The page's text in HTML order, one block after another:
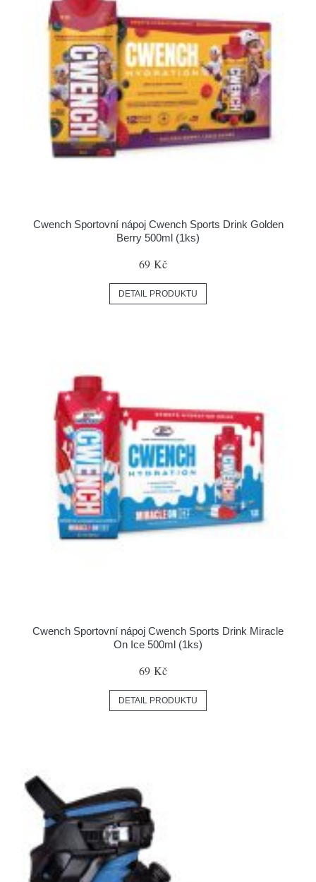
Cwench Sportovní nápoj Cwench Sports Drink Golden
Berry 500ml (1ks)
69 Kč
DETAIL PRODUKTU
Cwench Sportovní nápoj Cwench Sports Drink Miracle
On Ice 500ml (1ks)
69 Kč
DETAIL PRODUKTU